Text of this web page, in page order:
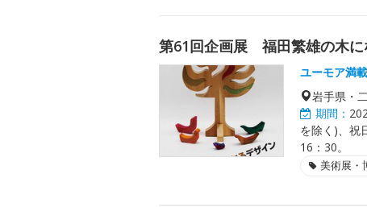
第61回企画展 福田繁雄の木に
ユーモア満
岩手県・
期間：
を除く)、祝
16：30。
美術展・